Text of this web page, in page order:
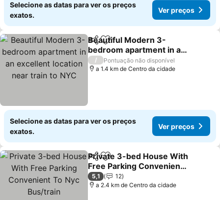
Selecione as datas para ver os preços
exatos.
Ver preços
PartilharAdicionar aos favoritos
Beautiful Modern 3-
bedroom apartment in an
excellent location near
train to NYC
/
Pontuação não disponível
a 1.4 km de Centro da cidade
Selecione as datas para ver os preços
exatos.
Ver preços
PartilharAdicionar aos favoritos
Private 3-bed House With
Free Parking Convenient
To Nyc Bus/train
5,1
12
a 2.4 km de Centro da cidade